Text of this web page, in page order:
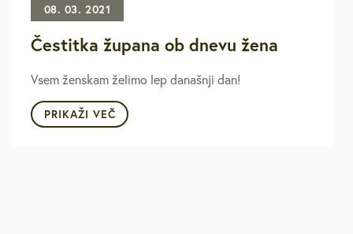
08. 03. 2021
Čestitka župana ob dnevu žena
Vsem ženskam želimo lep današnji dan!
PRIKAŽI VEČ